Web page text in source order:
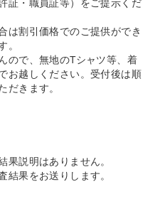
は割引価格でのご提供ができ
ので、無地のTシャツ等、着
お越しください。受付後は順
だきます。
果説明はありません。
結果をお送りします。